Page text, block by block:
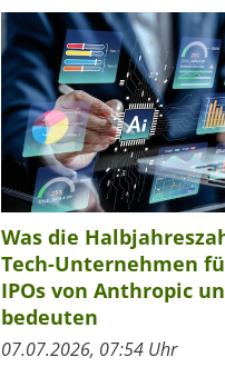
Was die
Tech-Unternehmen
IPOs von Anthropic
bedeuten
07.07.2026, 07:54 Uhr